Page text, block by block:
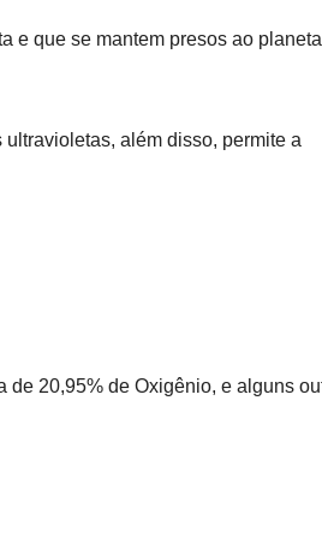
e que se mantem presos ao planeta
além disso, permite a
de 20,95% de Oxigênio, e alguns